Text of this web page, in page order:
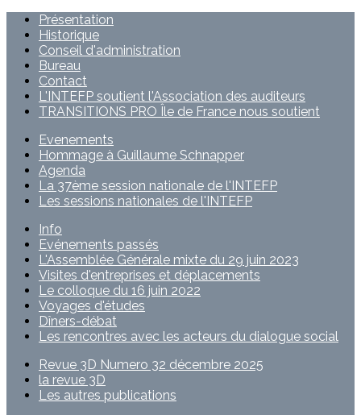
Présentation
Historique
Conseil d'administration
Bureau
Contact
L'INTEFP soutient l'Association des auditeurs
TRANSITIONS PRO Île de France nous soutient
Evenements
Hommage à Guillaume Schnapper
Agenda
La 37ème session nationale de l'INTEFP
Les sessions nationales de l'INTEFP
Info
Evénements passés
L'Assemblée Générale mixte du 29 juin 2023
Visites d'entreprises et déplacements
Le colloque du 16 juin 2022
Voyages d'études
Dîners-débat
Les rencontres avec les acteurs du dialogue social
Revue 3D Numero 32 décembre 2025
la revue 3D
Les autres publications